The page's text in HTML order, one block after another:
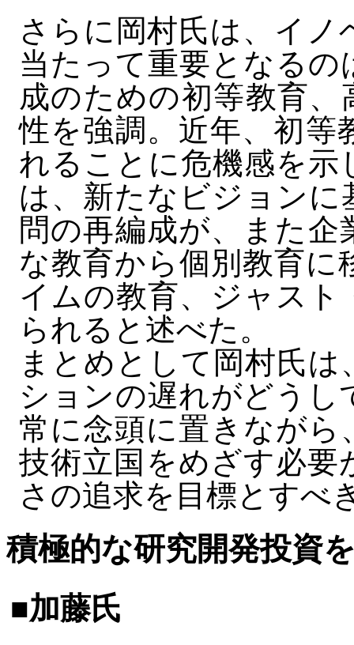
さらに岡村氏は、イ
当たって重要となる
成のための初等教育
性を強調。近年、初等
れることに危機感を示
は、新たなビジョン
問の再編成が、また
な教育から個別教育
イムの教育、ジャス
られると述べた。
まとめとして岡村氏
ションの遅れがどう
常に念頭に置きながら
技術立国をめざす必要
さの追求を目標とすべ
積極的な研究開発投資
■加藤氏